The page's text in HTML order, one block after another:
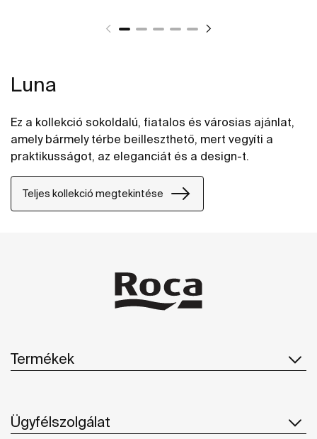
Luna
Ez a kollekció sokoldalú, fiatalos és városias ajánlat,
amely bármely térbe beilleszthető, mert vegyíti a
praktikusságot, az eleganciát és a design-t.
Teljes kollekció megtekintése
Termékek
Ügyfélszolgálat